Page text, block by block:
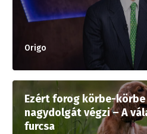
Origo
Ezért forog körbe-
nagydolgát végzi – A
furcsa